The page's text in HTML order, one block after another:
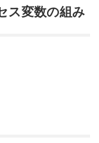
ス変数の組み